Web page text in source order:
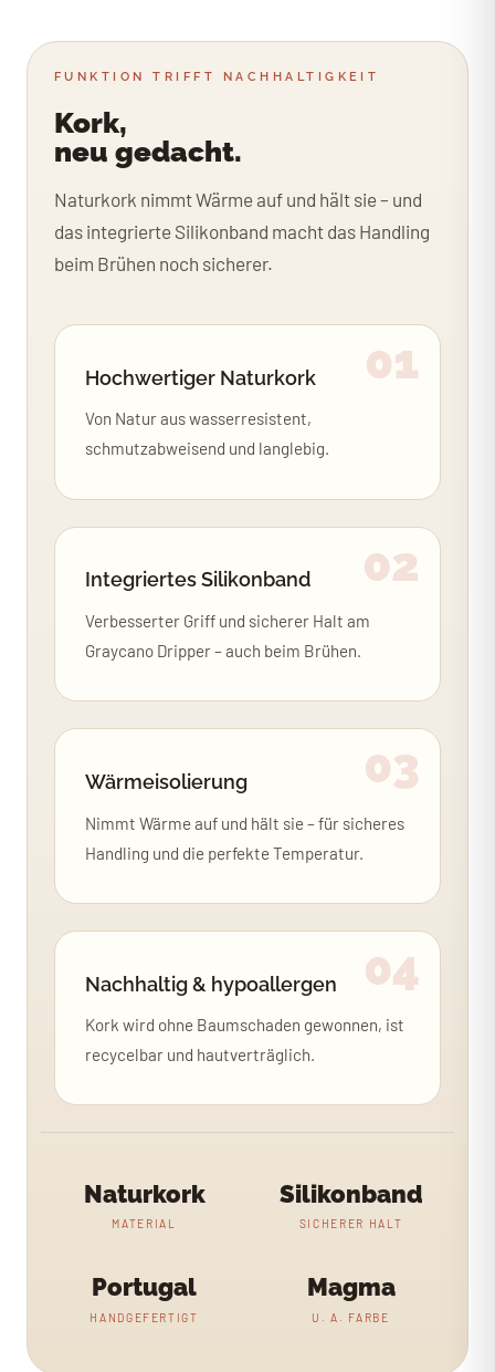
FUNKTION TRIFFT NACHHALTIGKEIT
Kork,
neu gedacht.
Naturkork nimmt Wärme auf und hält sie – und
das integrierte Silikonband macht das Handling
beim Brühen noch sicherer.
01
Hochwertiger Naturkork
Von Natur aus wasserresistent,
schmutzabweisend und langlebig.
02
Integriertes Silikonband
Verbesserter Griff und sicherer Halt am
Graycano Dripper – auch beim Brühen.
03
Wärmeisolierung
Nimmt Wärme auf und hält sie – für sicheres
Handling und die perfekte Temperatur.
04
Nachhaltig & hypoallergen
Kork wird ohne Baumschaden gewonnen, ist
recycelbar und hautverträglich.
Naturkork
MATERIAL
Silikonband
SICHERER HALT
Portugal
HANDGEFERTIGT
Magma
U. A. FARBE